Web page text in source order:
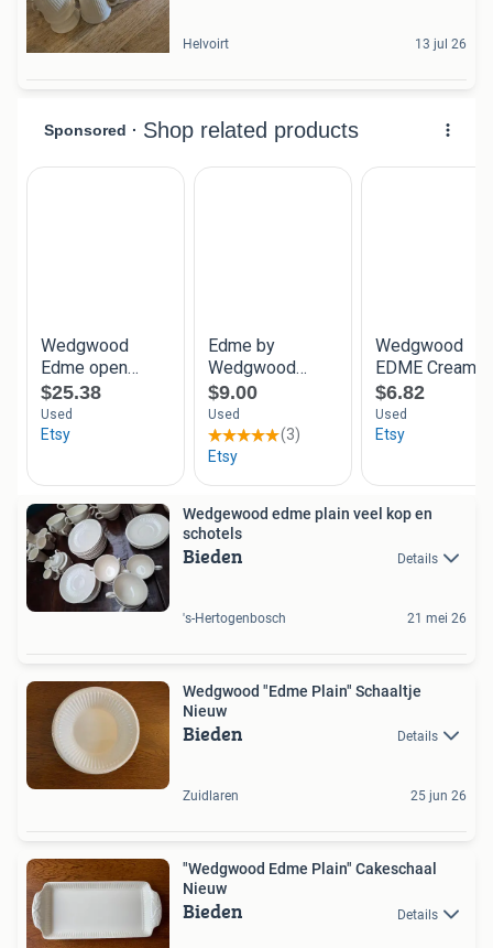
Helvoirt 13 jul 26
Wedgewood edme plain veel kop en
schotels
Bieden Details
's-Hertogenbosch 21 mei 26
Wedgwood "Edme Plain" Schaaltje
Nieuw
Bieden Details
Zuidlaren 25 jun 26
"Wedgwood Edme Plain" Cakeschaal
Nieuw
Bieden Details